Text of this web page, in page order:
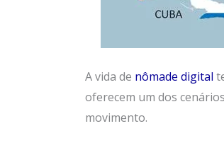
A vida de nômade digital
oferecem um dos
movimento.